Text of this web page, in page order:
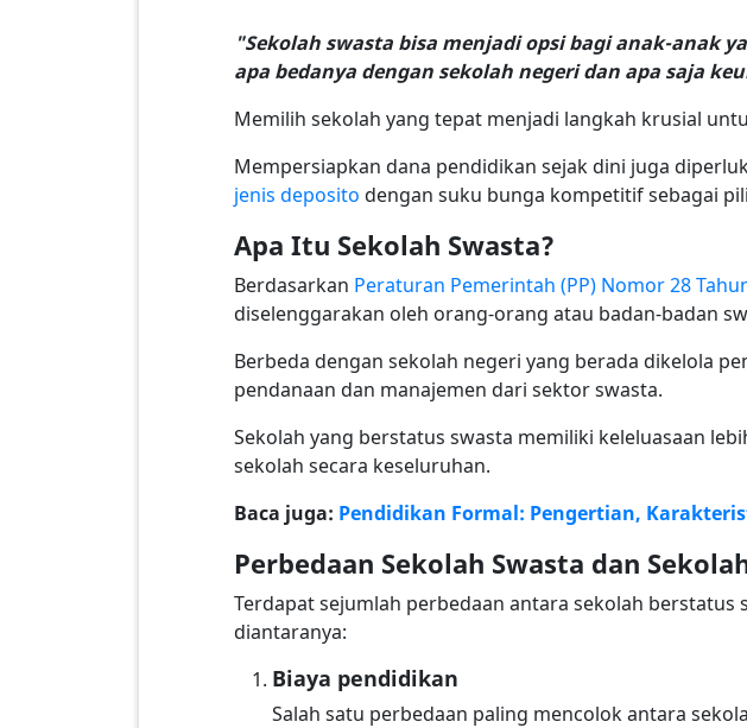
"Sekolah swasta bisa menjadi opsi bagi anak-anak
apa bedanya dengan sekolah negeri dan apa saja
Memilih sekolah yang tepat menjadi langkah krusial
Mempersiapkan dana pendidikan sejak dini juga
jenis deposito dengan suku bunga kompetitif sebagai
Apa Itu Sekolah Swasta?
Berdasarkan Peraturan Pemerintah (PP) Nomor 28
diselenggarakan oleh orang-orang atau badan-badan
Berbeda dengan sekolah negeri yang berada dikelola
pendanaan dan manajemen dari sektor swasta.
Sekolah yang berstatus swasta memiliki keleluasaan
sekolah secara keseluruhan.
Baca juga: Pendidikan Formal: Pengertian,
Perbedaan Sekolah Swasta dan
Terdapat sejumlah perbedaan antara sekolah
diantaranya:
Biaya pendidikan
Salah satu perbedaan paling mencolok antara